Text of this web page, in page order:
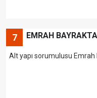
7 EMRAH
Alt yapı sorumulusu Emrah